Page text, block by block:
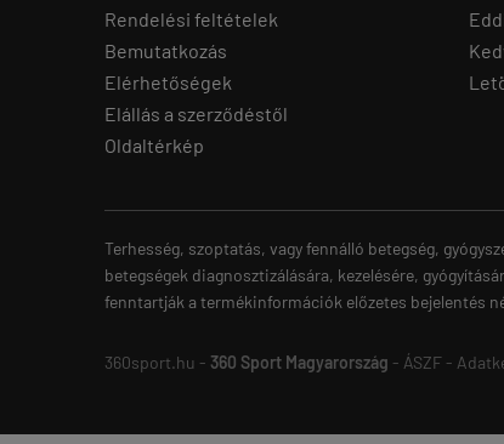
Rendelési feltételek
Bemutatkozás
Elérhetőségek
Elállás a szerződéstől
Oldaltérkép
Terhesség, szoptatás, vagy fennálló betegség,
betegségek diagnosztizálására, kezelésére,
fenntartják a termékinformációk előzetes bejelentés
360sport.hu - 360 Sport Magyarország - ÁSZF -